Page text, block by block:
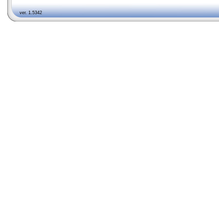
ver. 1.5342